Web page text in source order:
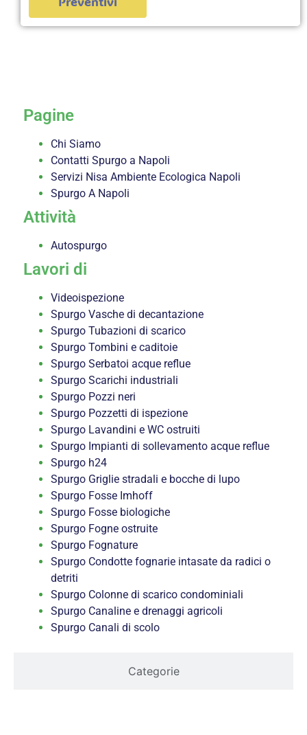
Categorie
Pagine
Chi Siamo
Contatti Spurgo a Napoli
Servizi Nisa Ambiente Ecologica Napoli
Spurgo A Napoli
Attività
Autospurgo
Lavori di
Videoispezione
Spurgo Vasche di decantazione
Spurgo Tubazioni di scarico
Spurgo Tombini e caditoie
Spurgo Serbatoi acque reflue
Spurgo Scarichi industriali
Spurgo Pozzi neri
Spurgo Pozzetti di ispezione
Spurgo Lavandini e WC ostruiti
Spurgo Impianti di sollevamento acque reflue
Spurgo h24
Spurgo Griglie stradali e bocche di lupo
Spurgo Fosse Imhoff
Spurgo Fosse biologiche
Spurgo Fogne ostruite
Spurgo Fognature
Spurgo Condotte fognarie intasate da radici o
detriti
Spurgo Colonne di scarico condominiali
Spurgo Canaline e drenaggi agricoli
Spurgo Canali di scolo